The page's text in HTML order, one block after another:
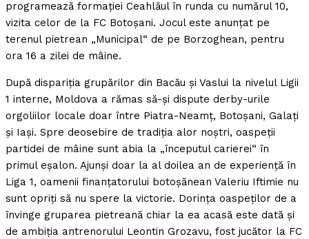
programează formaţiei Ceahlăul în runda cu numărul 10,
vizita celor de la FC Botoşani. Jocul este anunţat pe
terenul pietrean „Municipal“ de pe Borzoghean, pentru
ora 16 a zilei de mâine.
După dispariţia grupărilor din Bacău şi Vaslui la nivelul Ligii
1 interne, Moldova a rămas să-şi dispute derby-urile
orgoliilor locale doar între Piatra-Neamţ, Botoşani, Galaţi
şi Iaşi. Spre deosebire de tradiţia alor noştri, oaspeţii
partidei de mâine sunt abia la „începutul carierei“ în
primul eşalon. Ajunşi doar la al doilea an de experienţă în
Liga 1, oamenii finanţatorului botoşănean Valeriu Iftimie nu
sunt opriţi să nu spere la victorie. Dorinţa oaspeţilor de a
învinge gruparea pietreană chiar la ea acasă este dată şi
de ambiţia antrenorului Leontin Grozavu, fost jucător la FC